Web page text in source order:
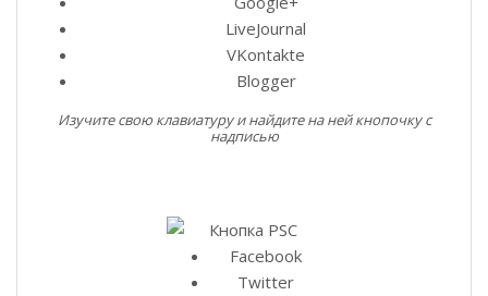
LiveJournal
VKontakte
Blogger
Изучите свою клавиатуру и найдите на ней кнопочку с
надписью
Facebook
Twitter